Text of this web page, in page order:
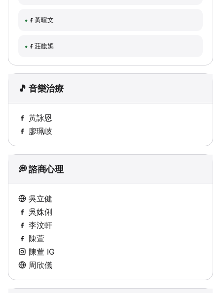
黃暄文
莊馥嫣
🎵 音樂治療
黃詠恩
廖珮岐
💭 諮商心理
吳立健
吳姝俐
李汶軒
陳萱
陳萱 IG
周欣儀